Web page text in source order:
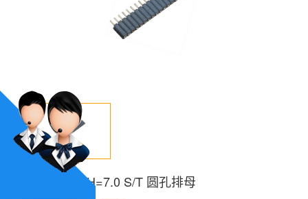
2.54MM 单排 H=7.0 S/T 圆孔排母